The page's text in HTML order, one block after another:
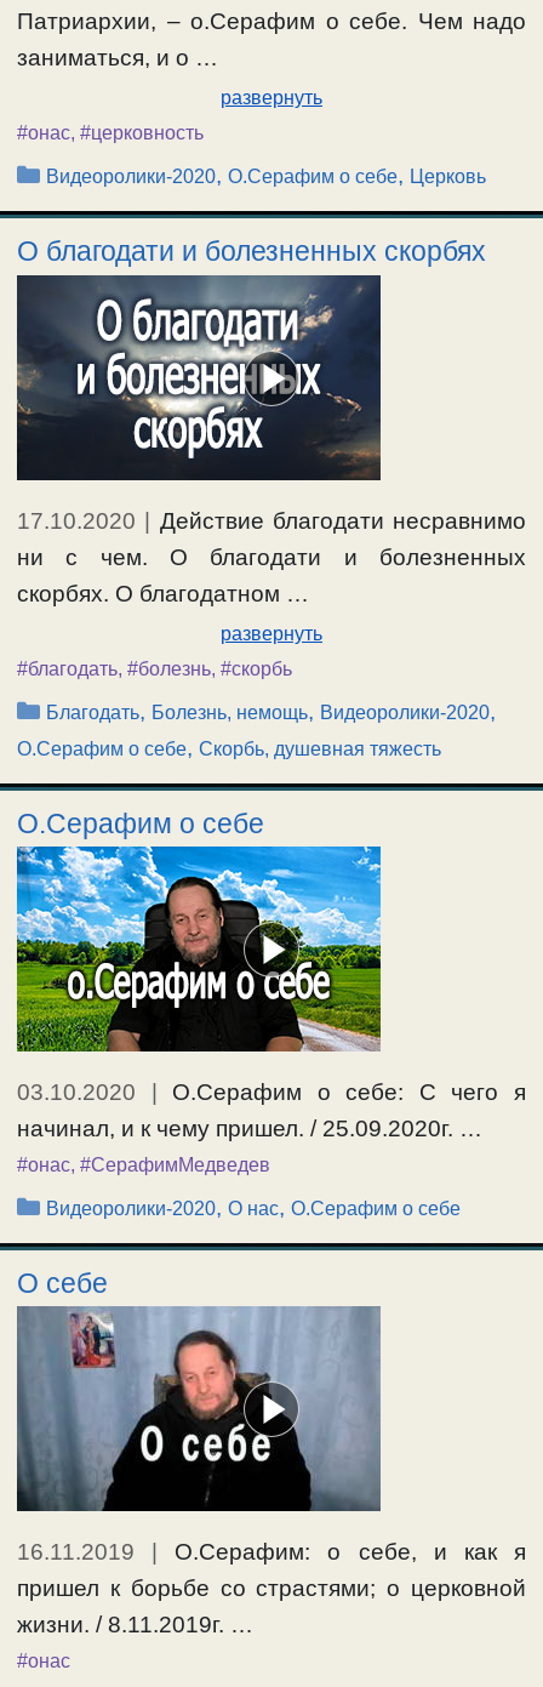
Патриархии, – о.Серафим о себе. Чем надо
заниматься, и о …
развернуть
#онас, #церковность
Рубрики
Видеоролики-2020,О.Серафим о себе, Церковь
О благодати и болезненных скорбях
17.10.2020 | Действие благодати несравнимо
ни с чем. О благодати и болезненных
скорбях. О благодатном …
развернуть
#благодать, #болезнь, #скорбь
Рубрики
Благодать, Болезнь, немощь, Видеоролики-2020,
О.Серафим о себе, Скорбь, душевная тяжесть
О.Серафим о себе
03.10.2020 | О.Серафим о себе: С чего я
начинал, и к чему пришел. / 25.09.2020г. …
#онас, #СерафимМедведев
Рубрики
Видеоролики-2020,О нас,О.Серафим о себе
О себе
16.11.2019
О.Серафим: о себе, и как я
пришел к борьбе со страстями; о церковной
жизни. / 8.11.2019г. …
#онас